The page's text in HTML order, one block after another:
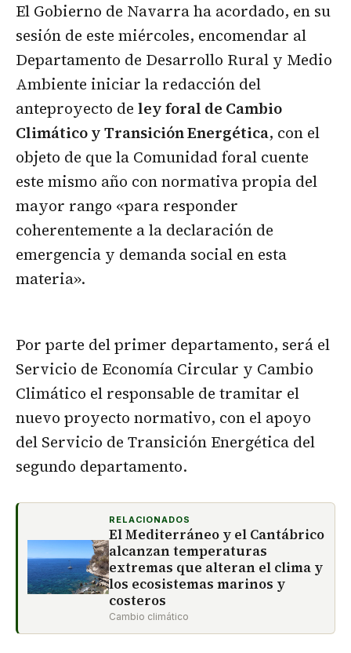
El Gobierno de Navarra ha acordado, en su
sesión de este miércoles, encomendar al
Departamento de Desarrollo Rural y Medio
Ambiente iniciar la redacción del
anteproyecto de ley foral de Cambio
Climático y Transición Energética, con el
objeto de que la Comunidad foral cuente
este mismo año con normativa propia del
mayor rango «para responder
coherentemente a la declaración de
emergencia y demanda social en esta
materia».
Por parte del primer departamento, será el
Servicio de Economía Circular y Cambio
Climático el responsable de tramitar el
nuevo proyecto normativo, con el apoyo
del Servicio de Transición Energética del
segundo departamento.
RELACIONADOS
El Mediterráneo y el Cantábrico
alcanzan temperaturas
extremas que alteran el clima y
los ecosistemas marinos y
costeros
Cambio climático